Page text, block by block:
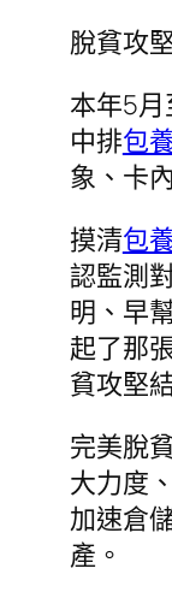
脫貧攻
本年5
中排包
象、卡
摸清包
認監測
明、早
起了那
貧攻堅
完美脫
大力度
加速倉
產。